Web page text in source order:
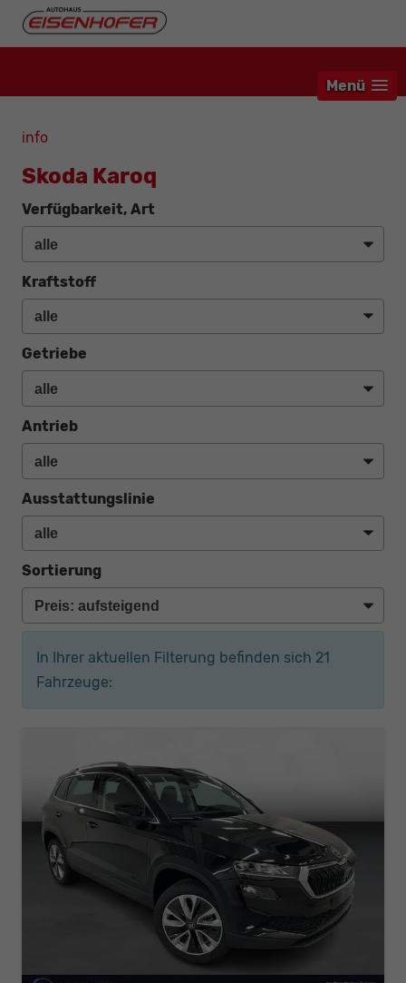
Menü
info
Skoda Karoq
Verfügbarkeit, Art
Kraftstoff
Getriebe
Antrieb
Ausstattungslinie
Sortierung
In Ihrer aktuellen Filterung befinden sich 21
Fahrzeuge: